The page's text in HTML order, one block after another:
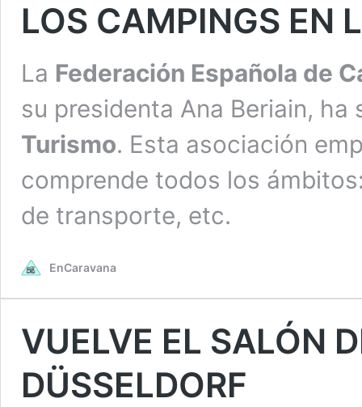
LOS CAMPINGS EN
La Federación Española de
su presidenta Ana Beriain,
Turismo. Esta asociación
comprende todos los
de transporte, etc.
EnCaravana
VUELVE EL SALÓN
DÜSSELDORF